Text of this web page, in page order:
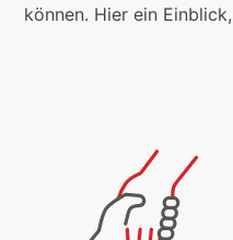
können. Hier ein